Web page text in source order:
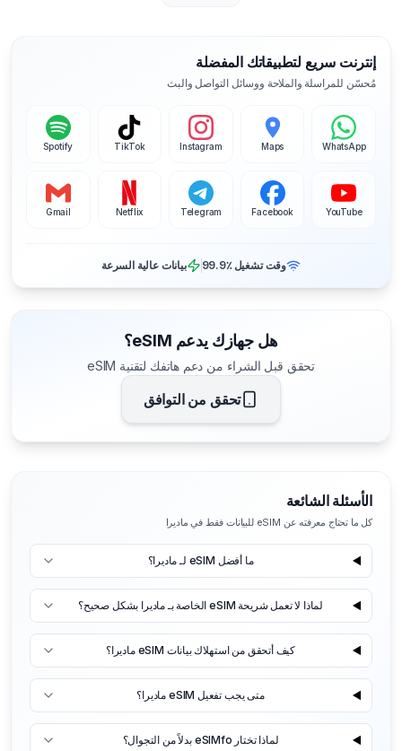
إنترنت سريع لتطبيقاتك المفضلة
مُحسّن للمراسلة والملاحة ووسائل التواصل والبث
WhatsApp
Maps
Instagram
TikTok
Spotify
YouTube
Facebook
Telegram
Netflix
Gmail
وقت تشغيل ‎99.9٪ بيانات عالية السرعة
هل جهازك يدعم eSIM؟
تحقق قبل الشراء من دعم هاتفك لتقنية eSIM
تحقق من التوافق
الأسئلة الشائعة
كل ما تحتاج معرفته عن eSIM للبيانات فقط في ماديرا
ما أفضل eSIM لـ ماديرا؟
لماذا لا تعمل شريحة eSIM الخاصة بـ ماديرا بشكل صحيح؟
كيف أتحقق من استهلاك بيانات eSIM ماديرا؟
متى يجب تفعيل eSIM ماديرا؟
لماذا تختار eSIMfo بدلاً من التجوال؟